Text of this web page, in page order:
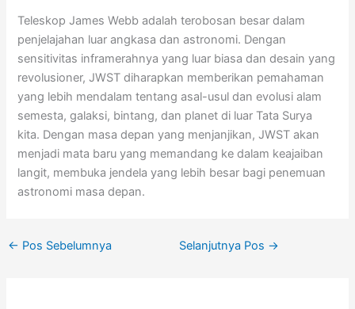
Teleskop James Webb adalah terobosan besar dalam
penjelajahan luar angkasa dan astronomi. Dengan
sensitivitas inframerahnya yang luar biasa dan desain yang
revolusioner, JWST diharapkan memberikan pemahaman
yang lebih mendalam tentang asal-usul dan evolusi alam
semesta, galaksi, bintang, dan planet di luar Tata Surya
kita. Dengan masa depan yang menjanjikan, JWST akan
menjadi mata baru yang memandang ke dalam keajaiban
langit, membuka jendela yang lebih besar bagi penemuan
astronomi masa depan.
← Pos Sebelumnya Selanjutnya Pos →